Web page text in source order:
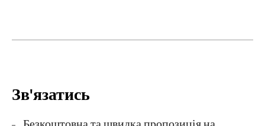
Зв'язатись